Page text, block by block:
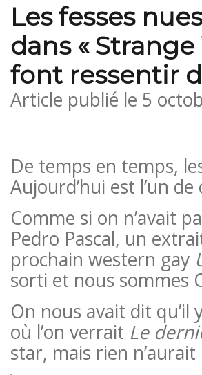
Les fesses
dans «
font ressentir
Article publié le 5
De temps en temps,
Aujourd’hui est l’un de
Comme si on n’avait
Pedro Pascal, un
prochain western gay
sorti et nous sommes
On nous avait dit qu’il
où l’on verrait Le
star, mais rien